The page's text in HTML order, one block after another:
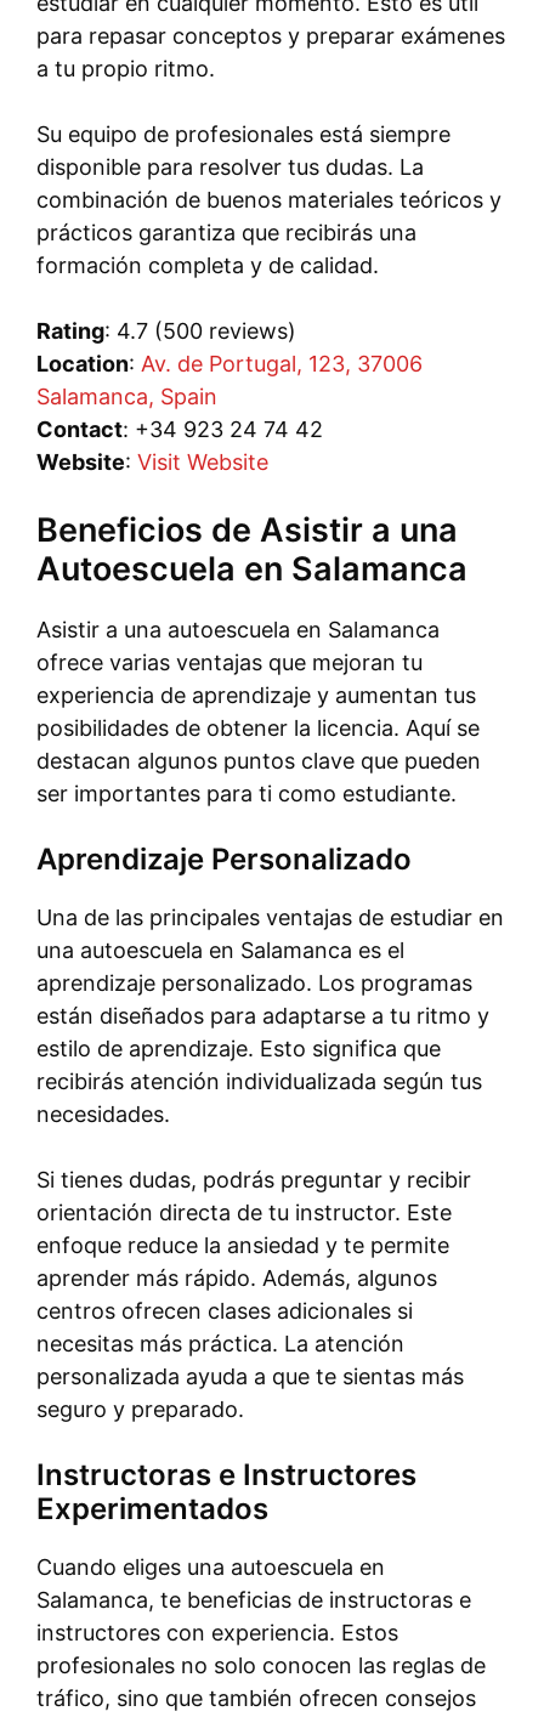
para repasar conceptos y preparar exámenes
a tu propio ritmo.
Su equipo de profesionales está siempre
disponible para resolver tus dudas. La
combinación de buenos materiales teóricos y
prácticos garantiza que recibirás una
formación completa y de calidad.
Rating: 4.7 (500 reviews)
Location: Av. de Portugal, 123, 37006
Salamanca, Spain
Contact: +34 923 24 74 42
Website: Visit Website
Beneficios de Asistir a una
Autoescuela en Salamanca
Asistir a una autoescuela en Salamanca
ofrece varias ventajas que mejoran tu
experiencia de aprendizaje y aumentan tus
posibilidades de obtener la licencia. Aquí se
destacan algunos puntos clave que pueden
ser importantes para ti como estudiante.
Aprendizaje Personalizado
Una de las principales ventajas de estudiar en
una autoescuela en Salamanca es el
aprendizaje personalizado. Los programas
están diseñados para adaptarse a tu ritmo y
estilo de aprendizaje. Esto significa que
recibirás atención individualizada según tus
necesidades.
Si tienes dudas, podrás preguntar y recibir
orientación directa de tu instructor. Este
enfoque reduce la ansiedad y te permite
aprender más rápido. Además, algunos
centros ofrecen clases adicionales si
necesitas más práctica. La atención
personalizada ayuda a que te sientas más
seguro y preparado.
Instructoras e Instructores
Experimentados
Cuando eliges una autoescuela en
Salamanca, te beneficias de instructoras e
instructores con experiencia. Estos
profesionales no solo conocen las reglas de
tráfico, sino que también ofrecen consejos